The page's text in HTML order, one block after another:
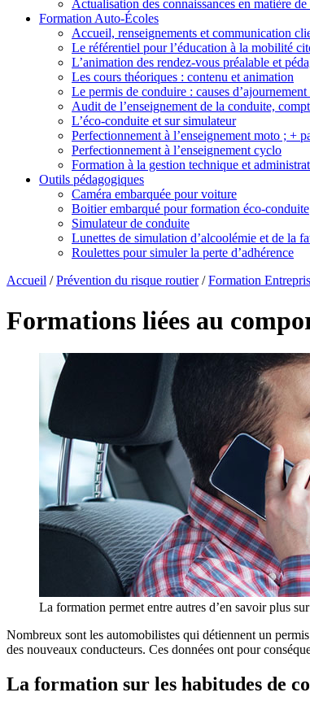
Actualisation des connaissances en matière
Formation Auto-Écoles
Accueil, renseignements et communication
Le référentiel pour l’éducation à la mobilité
L’animation des rendez-vous préalable et
Les cours théoriques : contenu et animation
Le permis de conduire : causes
Audit de l’enseignement de la conduite,
L’éco-conduite et sur simulateur
Perfectionnement à l’enseignement moto ; +
Perfectionnement à l’enseignement cyclo
Formation à la gestion technique et
Outils pédagogiques
Caméra embarquée pour voiture
Boitier embarqué pour formation éco-conduite
Simulateur de conduite
Lunettes de simulation d’alcoolémie et de la
Roulettes pour simuler la perte d’adhérence
Accueil /Prévention du risque routier/Formation
Formations liées au
La formation permet entre autres d’en savoir plus
Nombreux sont les automobilistes qui détiennent un
des nouveaux conducteurs. Ces données ont pour
La formation sur les habitudes de